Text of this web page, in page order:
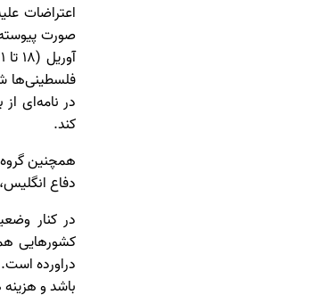
اعتراضات
در نامه‌ای
کند.
همچنین
دفاع
در کنار
کشورهایی
دراورده
باشد و